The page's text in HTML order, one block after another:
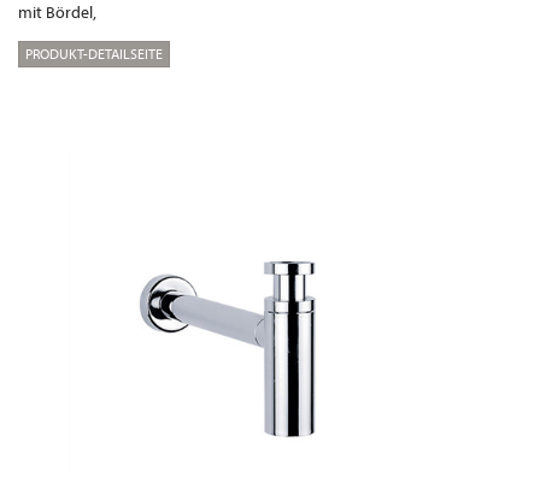
mit Bördel,
PRODUKT-DETAILSEITE